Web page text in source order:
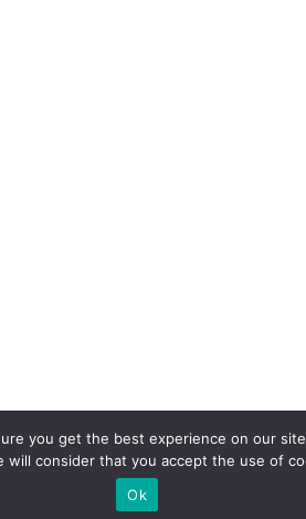
you get the best experience on our
will consider that you accept the use of
Ok